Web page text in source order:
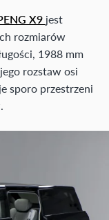
X9 jest
rozmiarów
1988 mm
rozstaw osi
sporo przestrzeni